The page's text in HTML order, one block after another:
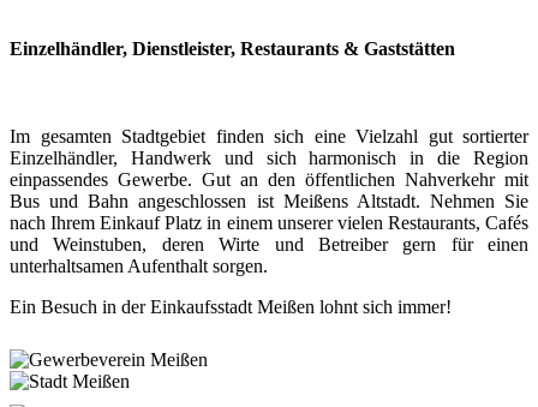
Einzelhändler, Dienstleister, Restaurants & Gaststätten
Im gesamten Stadtgebiet finden sich eine Vielzahl gut sortierter
Einzelhändler, Handwerk und sich harmonisch in die Region
einpassendes Gewerbe. Gut an den öffentlichen Nahverkehr mit
Bus und Bahn angeschlossen ist Meißens Altstadt. Nehmen Sie
nach Ihrem Einkauf Platz in einem unserer vielen Restaurants, Cafés
und Weinstuben, deren Wirte und Betreiber gern für einen
unterhaltsamen Aufenthalt sorgen.
Ein Besuch in der Einkaufsstadt Meißen lohnt sich immer!